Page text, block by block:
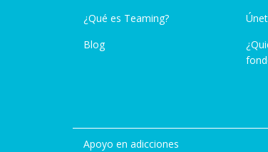
¿Qué es Teaming?
Blog
Apoyo en adicciones